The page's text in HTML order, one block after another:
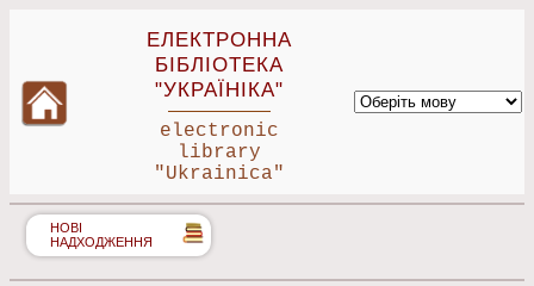
ЕЛЕКТРОННА
БІБЛІОТЕКА
"УКРАЇНІКА"
electronic
library
"Ukrainica"
НОВІ
НАДХОДЖЕННЯ